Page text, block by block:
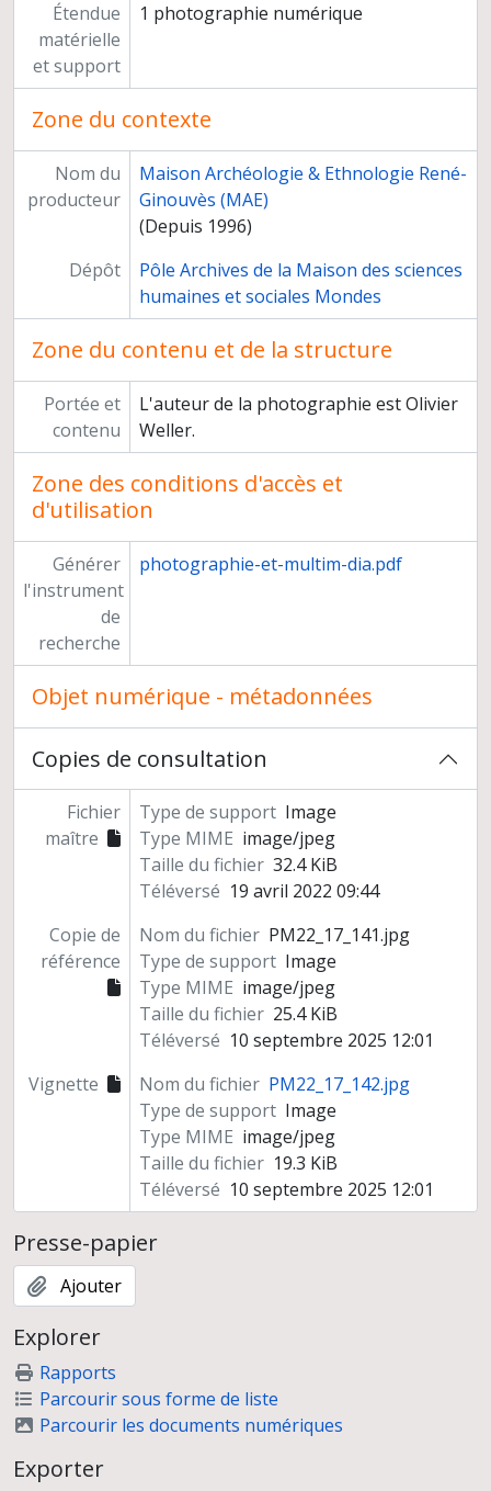
Étendue
matérielle
et support
1 photographie numérique
Zone du contexte
Nom du
producteur
Maison Archéologie & Ethnologie René-
Ginouvès (MAE)
(Depuis 1996)
Dépôt
Pôle Archives de la Maison des sciences
humaines et sociales Mondes
Zone du contenu et de la structure
Portée et
contenu
L'auteur de la photographie est Olivier
Weller.
Zone des conditions d'accès et
d'utilisation
Générer
l'instrument
de
recherche
photographie-et-multim-dia.pdf
Objet numérique - métadonnées
Copies de consultation
Fichier
maître
Type de support Image
Type MIME image/jpeg
Taille du fichier 32.4 KiB
Téléversé 19 avril 2022 09:44
Copie de
référence
Nom du fichier PM22_17_141.jpg
Type de support Image
Type MIME image/jpeg
Taille du fichier 25.4 KiB
Téléversé 10 septembre 2025 12:01
Vignette
Nom du fichier PM22_17_142.jpg
Type de support Image
Type MIME image/jpeg
Taille du fichier 19.3 KiB
Téléversé 10 septembre 2025 12:01
Presse-papier
Ajouter
Explorer
Rapports
Parcourir sous forme de liste
Parcourir les documents numériques
Exporter